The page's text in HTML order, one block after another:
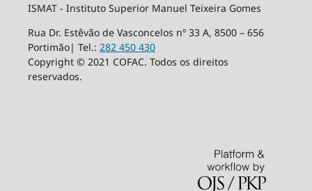
ISMAT - Instituto Superior Manuel Teixeira Gomes
Rua Dr. Estêvão de Vasconcelos nº 33 A, 8500 – 656
Portimão| Tel.: 282 450 430
Copyright © 2021 COFAC. Todos os direitos
reservados.